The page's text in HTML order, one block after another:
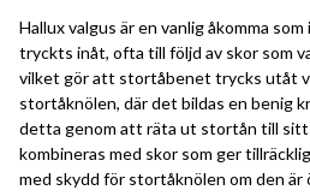
Hallux valgus är en vanlig åkomma
tryckts inåt, ofta till följd av skor som
vilket gör att stortåbenet trycks utåt
stortåknölen, där det bildas en benig
detta genom att räta ut stortån till sitt
kombineras med skor som ger
med skydd för stortåknölen om den är